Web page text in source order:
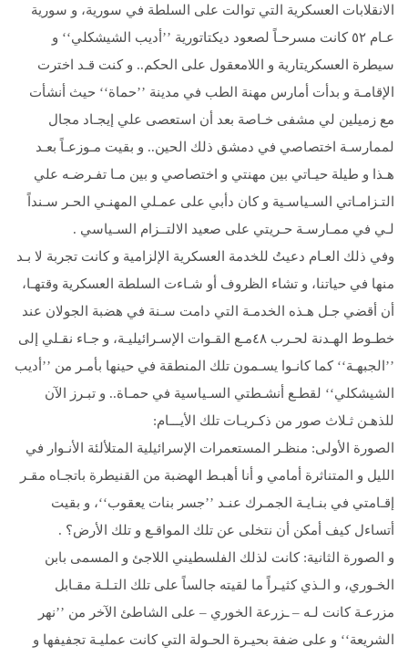
الانقلابات العسكرية التي توالت على السلطة في سورية، و سورية
عـام ٥٢ كانت مسرحـاً لصعود ديكتاتورية ’’أديب الشيشكلي‘‘ و
سيطرة العسكريتارية و اللامعقول على الحكم.. و كنت قـد اخترت
الإقامـة و بدأت أمارس مهنة الطب في مدينة ’’حماة‘‘ حيث أنشأت
مع زميلين لي مشفى خـاصة بعد أن استعصى علي إيجـاد مجال
لممارسـة اختصاصي في دمشق ذلك الحين.. و بقيت مـوزعـاً بعـد
هـذا و طيلة حيـاتي بين مهنتي و اختصاصي و بين مـا تفـرضـه علي
التـزامـاتي السـياسـية و كان دأبي على عمـلي المهنـي الحـر سـنداً
لـي في ممـارسـة حـريتي على صعيد الالتــزام السـياسي .
وفي ذلك العـام دعيتُ للخدمة العسكرية الإلزامية و كانت تجربة لا بـد
منها في حياتنا، و تشاء الظروف أو شـاءت السلطة العسكرية وقتهـا،
أن أقضي جـل هـذه الخدمـة التي دامت سـنة في هضبة الجولان عند
خطـوط الهـدنة لحـرب ٤٨مـع القـوات الإسـرائيليـة، و جـاء نقـلي إلى
’’الجبهـة‘‘ كما كانـوا يسـمون تلك المنطقة في حينها بأمـر من ’’أديب
الشيشكلي‘‘ لقطـع أنشـطتي السـياسية في حمـاة.. و تبـرز الآن
للذهـن ثـلاث صور من ذكـريـات تلك الأيـــام:
الصورة الأولى: منظـر المستعمرات الإسرائيلية المتلألئة الأنـوار في
الليل و المتناثرة أمامي و أنا أهبـط الهضبة من القنيطرة باتجـاه مقـر
إقـامتي في بنـايـة الجمـرك عنـد ’’جسر بنات يعقوب‘‘، و بقيت
أتساءل كيف أمكن أن نتخلى عن تلك المواقـع و تلك الأرض؟ .
و الصورة الثانية: كانت لذلك الفلسطيني اللاجئ و المسمى بابن
الخـوري، و الـذي كثيـراً ما لقيته جالساً على تلك التـلـة مقـابل
مزرعـة كانت لـه – ـزرعة الخوري – على الشاطئ الآخر من ’’نهر
الشريعة‘‘ و على ضفة بحيـرة الحـولة التي كانت عمليـة تجفيفها و